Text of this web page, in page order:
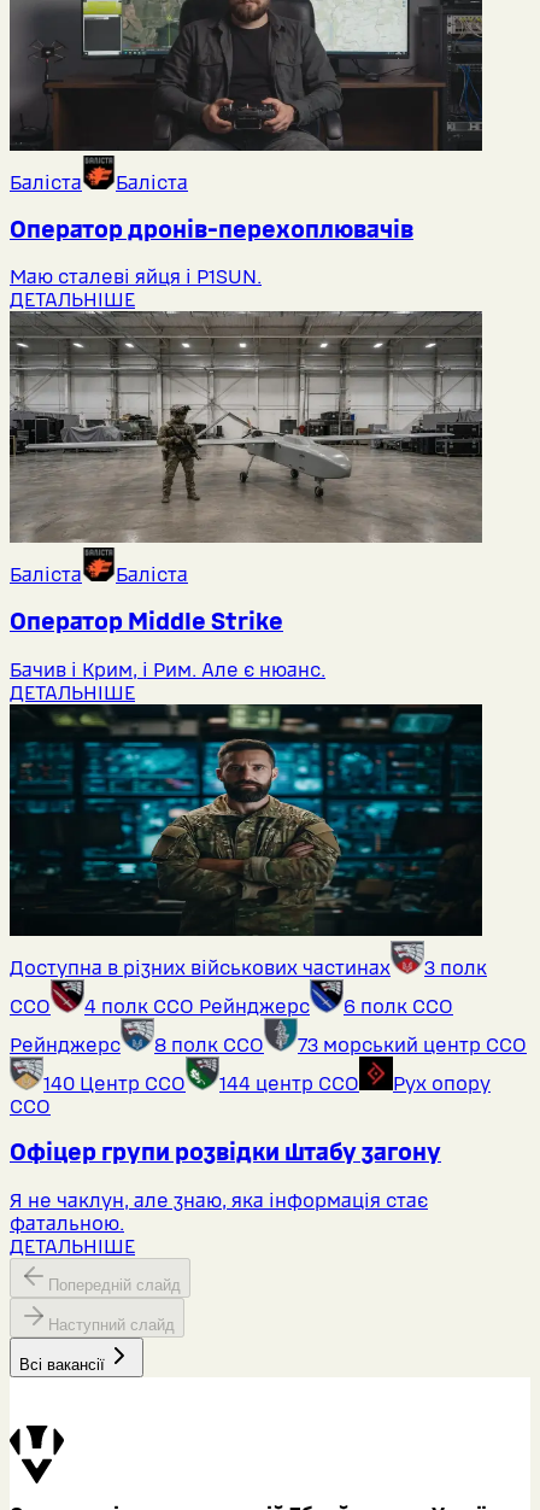
Баліста Баліста
Оператор дронів-перехоплювачів
Маю сталеві яйця і P1SUN.
ДЕТАЛЬНІШЕ
Баліста Баліста
Оператор Middlе Strike
Бачив і Крим, і Рим. Але є нюанс.
ДЕТАЛЬНІШЕ
Доступна в різних військових частинах
3 полк
ССО
4 полк ССО Рейнджерс
6 полк ССО
Рейнджерс
8 полк ССО
73 морський центр ССО
140 Центр ССО
144 центр ССО
Рух опору
ССО
Офіцер групи розвідки штабу загону
Я не чаклун, але знаю, яка інформація стає
фатальною.
ДЕТАЛЬНІШЕ
Попередній слайд
Наступний слайд
Всі вакансії